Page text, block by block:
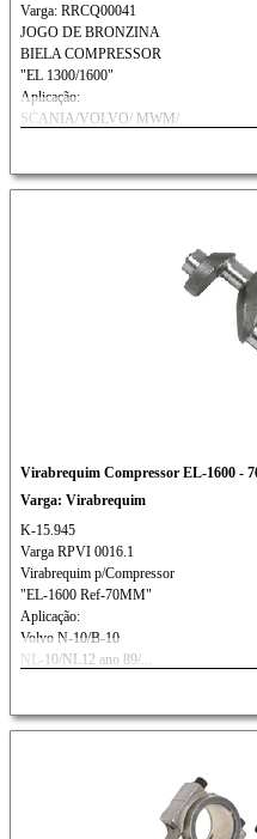
Varga: RRCQ00041
JOGO DE BRONZINA
BIELA COMPRESSOR
"EL 1300/1600"
Aplicação:
SCANIA/VOLVO/ MWM/
Virabrequim Compressor EL-1600 -
Varga: Virabrequim
K-15.945
Varga RPVI 0016.1
Virabrequim p/Compressor
"EL-1600 Ref-70MM"
Aplicação:
Volvo N-10/B-10
NL-10/NL12 ano 89/...